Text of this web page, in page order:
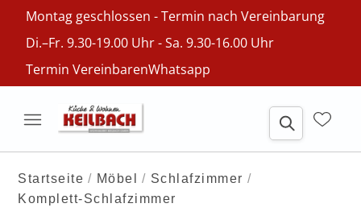
Montag geschlossen - Termin nach Vereinbarung
Di.–Fr. 9.30-19.00 Uhr - Sa. 9.30-16.00 Uhr
Termin VereinbarenWhatsapp
Startseite Möbel
Schlafzimmer
Komplett-Schlafzimmer